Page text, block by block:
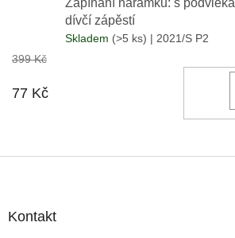
Zapínání náramku: s
dívčí zápěstí
Skladem (>5 ks) | 2021/S P2
399 Kč
77 Kč
Kontakt